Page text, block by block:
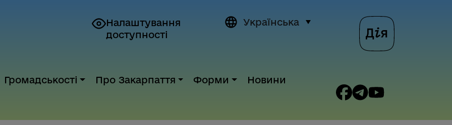
Налаштування
доступності
Українська
Громадськості Про Закарпаття Форми Новини